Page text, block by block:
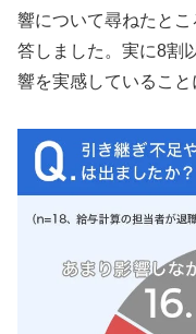
響について尋ねたと
答しました。実に8割
響を実感していること